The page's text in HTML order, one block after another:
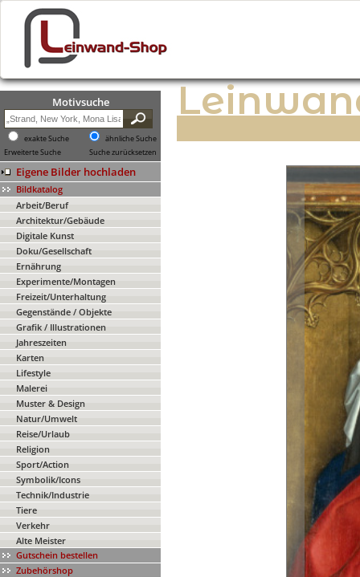
Motivsuche
exakte Suche
ähnliche Suche
Erweiterte Suche
Suche zurücksetzen
Eigene Bilder hochladen
Bildkatalog
Arbeit/Beruf
Architektur/Gebäude
Digitale Kunst
Doku/Gesellschaft
Ernährung
Experimente/Montagen
Freizeit/Unterhaltung
Gegenstände / Objekte
Grafik / Illustrationen
Jahreszeiten
Karten
Lifestyle
Malerei
Muster & Design
Natur/Umwelt
Reise/Urlaub
Religion
Sport/Action
Symbolik/Icons
Technik/Industrie
Tiere
Verkehr
Alte Meister
Gutschein bestellen
Zubehörshop